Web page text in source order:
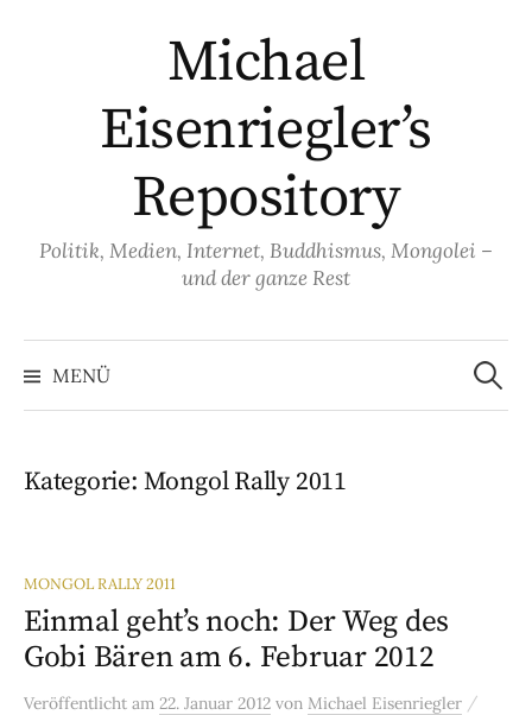
Michael
Eisenriegler’s
Repository
Politik, Medien, Internet, Buddhismus, Mongolei –
und der ganze Rest
MENÜ
Suchen
nach:
Kategorie: Mongol Rally 2011
MONGOL RALLY 2011
Einmal geht’s noch: Der Weg des
Gobi Bären am 6. Februar 2012
Veröffentlicht am 22. Januar 2012 von Michael Eisenriegler /